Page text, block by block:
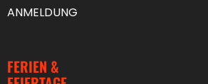
ANMELDUNG
FERIEN &